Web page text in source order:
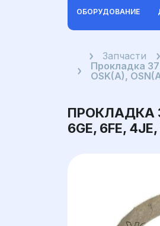
ОБОРУДОВАНИЕ
ГлавнаяЗапчасти
Прокладка
OSK(A),
ПРОКЛАДКА
6GE, 6FE,